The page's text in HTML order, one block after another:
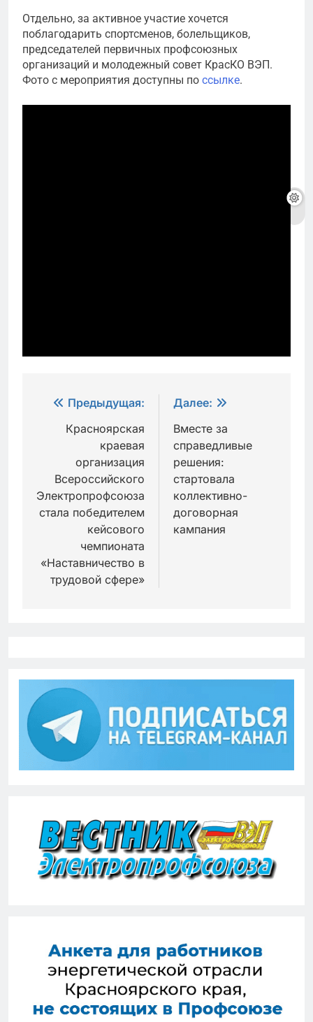
Отдельно, за активное участие хочется
поблагодарить спортсменов, болельщиков,
председателей первичных профсоюзных
организаций и молодежный совет КрасКО ВЭП.
Фото с мероприятия доступны по ссылке.
Навигация
записям
Предыдущая:
Красноярская
краевая
организация
Всероссийского
Электропрофсоюза
стала победителем
кейсового
чемпионата
«Наставничество в
трудовой сфере»
Далее:
Вместе за
справедливые
решения:
стартовала
коллективно-
договорная
кампания